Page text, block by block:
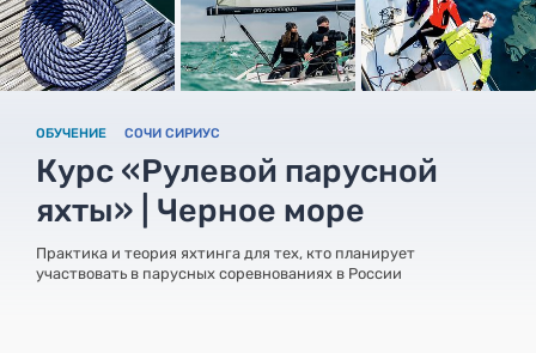
ОБУЧЕНИЕ СОЧИ СИРИУС
Курс «Рулевой парусной
яхты» | Черное море
Практика и теория яхтинга для тех, кто планирует
участвовать в парусных соревнованиях в России